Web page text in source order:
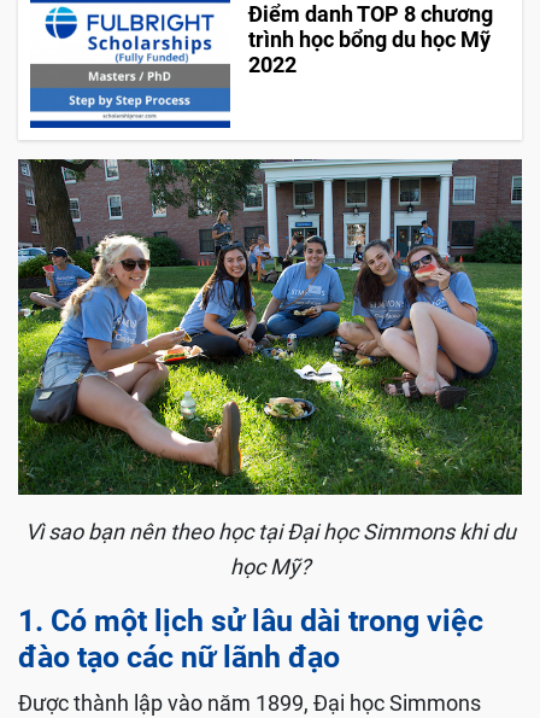
Điểm danh TOP 8 chương
trình học bổng du học Mỹ
2022
Vì sao bạn nên theo học tại Đại học Simmons khi du
học Mỹ?
1. Có một lịch sử lâu dài trong việc
đào tạo các nữ lãnh đạo
Được thành lập vào năm 1899, Đại học Simmons